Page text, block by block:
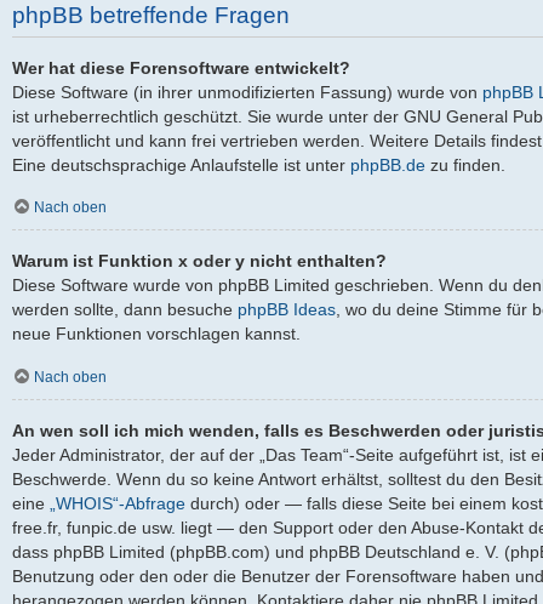
phpBB betreffende Fragen
Wer hat diese Forensoftware entwickelt?
Diese Software (in ihrer unmodifizierten Fassung) wurde von phpBB
ist urheberrechtlich geschützt. Sie wurde unter der GNU General
veröffentlicht und kann frei vertrieben werden. Weitere Details
Eine deutschsprachige Anlaufstelle ist unter phpBB.de zu finden.
Nach oben
Warum ist Funktion x oder y nicht enthalten?
Diese Software wurde von phpBB Limited geschrieben. Wenn du
werden sollte, dann besuche phpBB Ideas, wo du deine Stimme für
neue Funktionen vorschlagen kannst.
Nach oben
An wen soll ich mich wenden, falls es Beschwerden oder
Jeder Administrator, der auf der „Das Team“-Seite aufgeführt ist, ist
Beschwerde. Wenn du so keine Antwort erhältst, solltest du den
eine „WHOIS“-Abfrage durch) oder — falls diese Seite bei einem
free.fr, funpic.de usw. liegt — den Support oder den Abuse-Kontakt
dass phpBB Limited (phpBB.com) und phpBB Deutschland e. V.
Benutzung oder den oder die Benutzer der Forensoftware haben